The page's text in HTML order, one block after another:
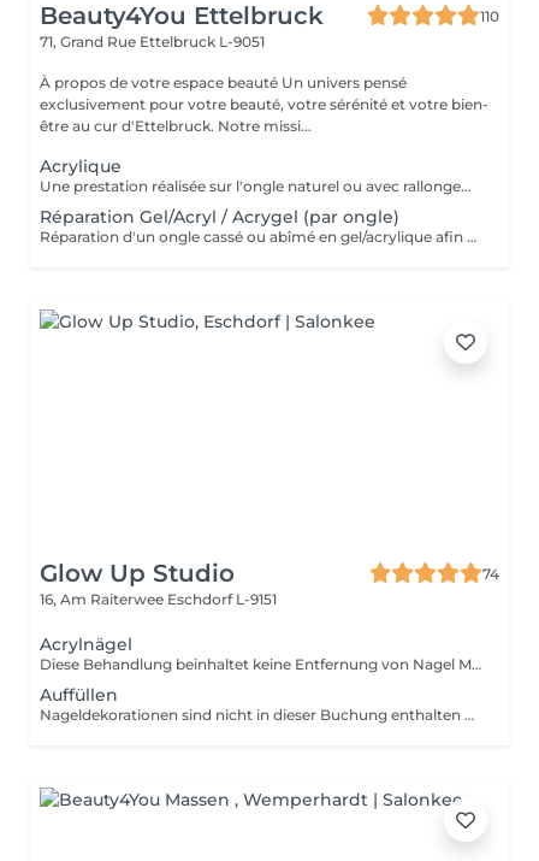
Beauty4You Ettelbruck
110
71, Grand Rue Ettelbruck L-9051
À propos de votre espace beauté Un univers pensé
exclusivement pour votre beauté, votre sérénité et votre bien-
être au cur d'Ettelbruck. Notre missi...
Acrylique
Une prestation réalisée sur l'ongle naturel ou avec rallongement, idéale pour des ongles solides, élégants et durables. * Préparation de l'ongle naturel * Mise en forme des ongles * Travail des cuticules * Application de l'acrylique * Finition au choix * 2 décorations incluses
Réparation Gel/Acryl / Acrygel (par ongle)
Réparation d'un ongle cassé ou abîmé en gel/acrylique afin de restaurer sa forme, sa solidité et son esthétique. Ce service est réalisé uniquement sur les ongles nécessitant une réparation.
Glow Up Studio
74
16, Am Raiterwee Eschdorf L-9151
Acrylnägel
Diese Behandlung beinhaltet keine Entfernung von Nagel Modellage Ihre Nägel müssen für diesen Service naturbelassen sein. Falls eine Entfernung notwendig ist, buchen Sie bitte vorab den Service "Altmodelage entfernen". Nageldekorationen sind nicht in dieser Buchung enthalten und müssen separat hinzugebucht werden!
Auffüllen
Nageldekorationen sind nicht in dieser Buchung enthalten und müssen separat hinzugebucht werden!